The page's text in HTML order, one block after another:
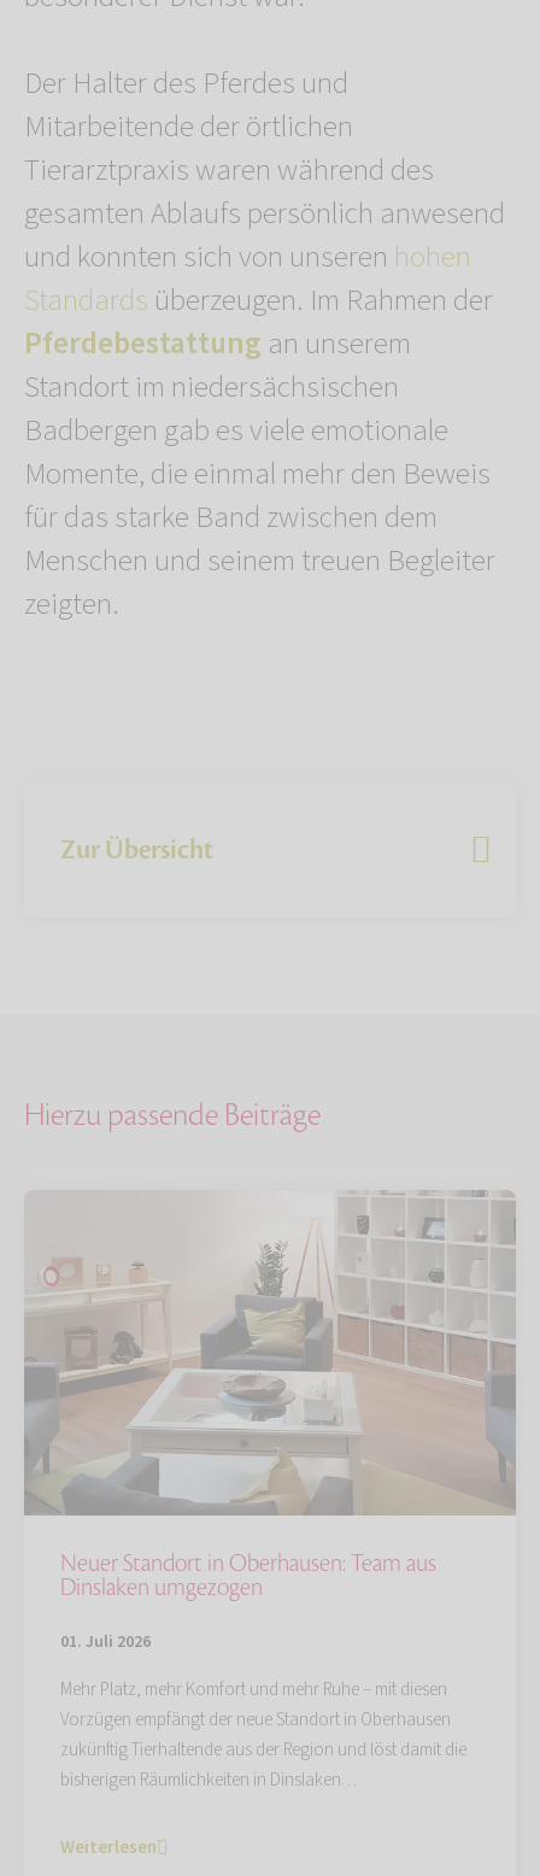
Der Halter des Pferdes und
Mitarbeitende der örtlichen
Tierarztpraxis waren während des
gesamten Ablaufs persönlich anwesend
und konnten sich von unseren hohen
Standards überzeugen. Im Rahmen der
Pferdebestattung an unserem
Standort im niedersächsischen
Badbergen gab es viele emotionale
Momente, die einmal mehr den Beweis
für das starke Band zwischen dem
Menschen und seinem treuen Begleiter
zeigten.
Zur Übersicht
Hierzu passende Beiträge
Neuer Standort in Oberhausen: Team aus
Dinslaken umgezogen
01. Juli 2026
Mehr Platz, mehr Komfort und mehr Ruhe – mit diesen
Vorzügen empfängt der neue Standort in Oberhausen
zukünftig Tierhaltende aus der Region und löst damit die
bisherigen Räumlichkeiten in Dinslaken…
Weiterlesen